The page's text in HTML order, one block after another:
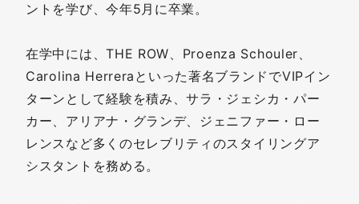
ントを学び、今年5月に卒業。
在学中には、THE ROW、Proenza Schouler、
Carolina Herreraといった著名ブランドでVIPイン
ターンとして経験を積み、サラ・ジェシカ・パー
カー、アリアナ・グランデ、ジェニファー・ロー
レンスなど多くのセレブリティのスタイリングア
シスタントを務める。